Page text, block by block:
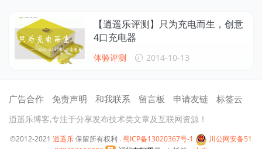
【逍遥乐评测】只为充电而生，创意
4口充电器
体验评测 2014-10-13
广告合作 免责声明 和我联系 留言板 申请友链 标签云
逍遥乐博客,专注于分享发布技术类文章及互联网资源！
©2012-2021 逍遥乐保留所有权利 . 蜀ICP备13020367号-1
川公网安备51